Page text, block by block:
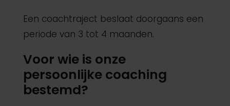
Een coachtraject beslaat doorgaans een
periode van 3 tot 4 maanden.
Voor wie is onze
persoonlijke coaching
bestemd?